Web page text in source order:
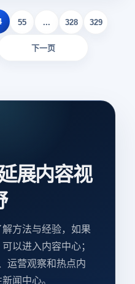
55 ... 328 329
下一页
展内容视
方法与经验，如果
以进入内容中心；
运营观察和热点内
闻中心。